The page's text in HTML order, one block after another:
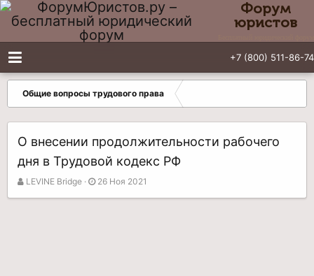
Форум
юристов
+7 (800) 511-86-74
Общие вопросы трудового права
О внесении продолжительности рабочего
дня в Трудовой кодекс РФ
АLEVINE Bridge
Д
26 Ноя 2021